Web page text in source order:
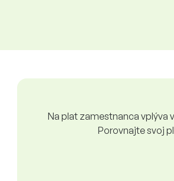
Na plat zamestnanca vplýva
Porovnajte svoj